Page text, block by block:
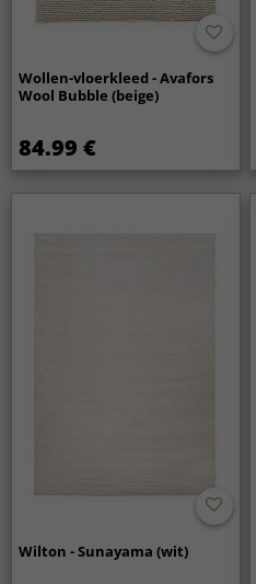
Wollen-vloerkleed - Avafors
Wool Bubble (beige)
84.99 €
Wilton - Sunayama (wit)